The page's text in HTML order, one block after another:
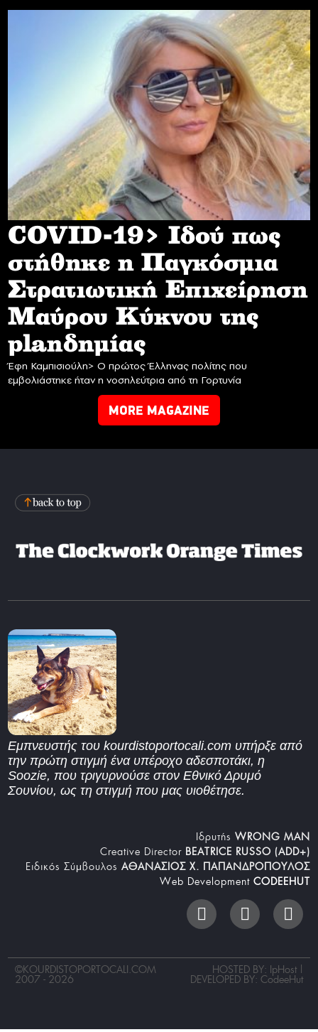
COVID-19> Iδού πως
στήθηκε η Παγκόσμια
Στρατιωτική Επιχείρηση
Mαύρου Κύκνου της
planδημίας
Έφη Καμπισιούλη> Ο πρώτος Έλληνας πολίτης που
εμβολιάστηκε ήταν η νοσηλεύτρια από τη Γορτυνία
MORE MAGAZINE
Εμπνευστής του kourdistoportocali.com υπήρξε από
την πρώτη στιγμή ένα υπέροχο αδεσποτάκι, η
Soozie, που τριγυρνούσε στον Εθνικό Δρυμό
Σουνίου, ως τη στιγμή που μας υιοθέτησε.
Iδρυτής WRONG MAN
Creative Director BEATRICE RUSSO (ADD+)
Ειδικός Σύμβουλος ΑΘΑΝΑΣΙΟΣ Χ. ΠΑΠΑΝΔΡΟΠΟΥΛΟΣ
Web Development CODEEHUT
©KOURDISTOPORTOCALI.COM
2007 - 2026
HOSTED BY: IpHost |
DEVELOPED BY: CodeeHut